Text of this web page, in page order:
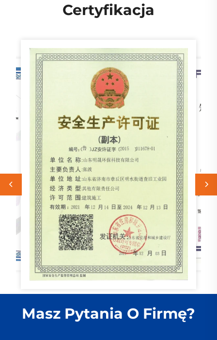
Certyfikacja
Masz Pytania O Firmę?